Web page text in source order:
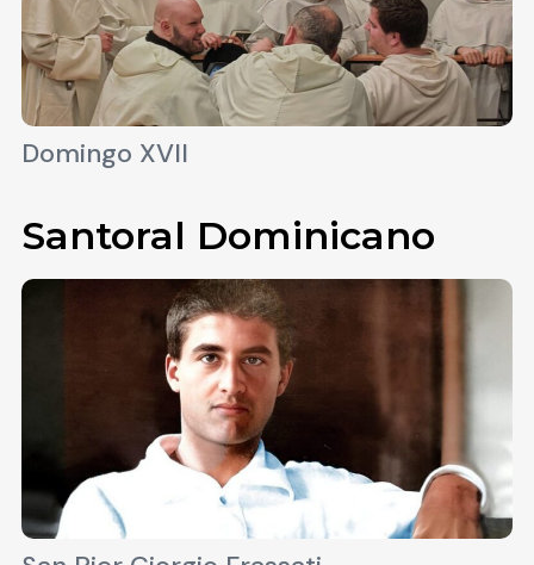
Domingo XVII
Santoral Dominicano